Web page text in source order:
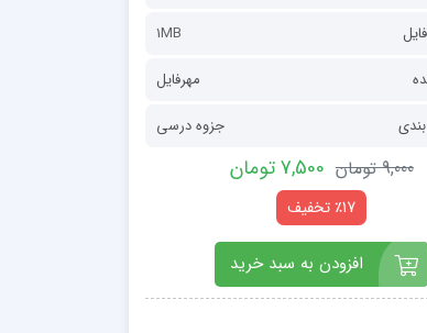
1MB
مهرفایل
جزوه درسی
9,000 تومان 7,500 تومان
٪17 تخفیف
افزودن به سبد خرید